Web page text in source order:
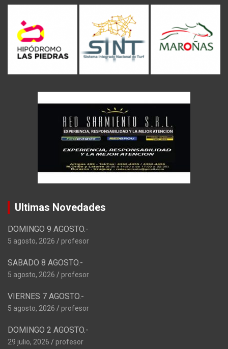
Ultimas Novedades
DOMINGO 9 AGOSTO.-
5 agosto, 2026 profesor
SABADO 8 AGOSTO.-
5 agosto, 2026 profesor
VIERNES 7 AGOSTO.-
5 agosto, 2026 profesor
DOMINGO 2 AGOSTO.-
29 julio, 2026 profesor